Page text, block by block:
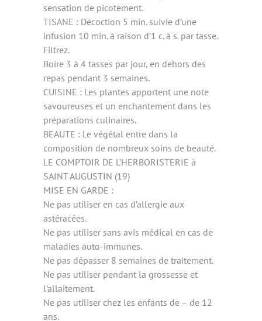
sensation de picotement.
TISANE : Décoction 5 min. suivie d’une
infusion 10 min. à raison d’1 c. à s. par tasse.
Filtrez.
Boire 3 à 4 tasses par jour, en dehors des
repas pendant 3 semaines.
CUISINE : Les plantes apportent une note
savoureuses et un enchantement dans les
préparations culinaires.
BEAUTE : Le végétal entre dans la
composition de nombreux soins de beauté.
LE COMPTOIR DE L’HERBORISTERIE à
SAINT AUGUSTIN (19)
MISE EN GARDE :
Ne pas utiliser en cas d’allergie aux
astéracées.
Ne pas utiliser sans avis médical en cas de
maladies auto-immunes.
Ne pas dépasser 8 semaines de traitement.
Ne pas utiliser pendant la grossesse et
l’allaitement.
Ne pas utiliser chez les enfants de – de 12
ans.